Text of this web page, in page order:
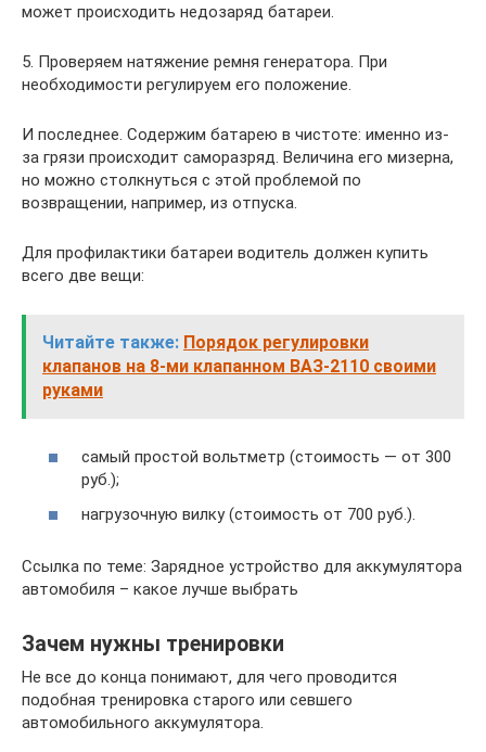
может происходить недозаряд батареи.
5. Проверяем натяжение ремня генератора. При
необходимости регулируем его положение.
И последнее. Содержим батарею в чистоте: именно из-
за грязи происходит саморазряд. Величина его мизерна,
но можно столкнуться с этой проблемой по
возвращении, например, из отпуска.
Для профилактики батареи водитель должен купить
всего две вещи:
Читайте также: Порядок регулировки
клапанов на 8-ми клапанном ВАЗ-2110 своими
руками
самый простой вольтметр (стоимость — от 300
руб.);
нагрузочную вилку (стоимость от 700 руб.).
Ссылка по теме: Зарядное устройство для аккумулятора
автомобиля – какое лучше выбрать
Зачем нужны тренировки
Не все до конца понимают, для чего проводится
подобная тренировка старого или севшего
автомобильного аккумулятора.